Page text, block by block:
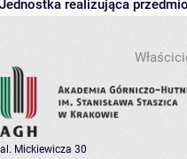
Jednostka realizująca
al. Mickiewicza 30